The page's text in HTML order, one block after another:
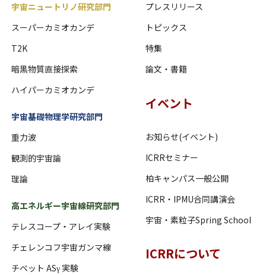
宇宙ニュートリノ研究部門
スーパーカミオカンデ
T2K
暗黒物質直接探索
ハイパーカミオカンデ
宇宙基礎物理学研究部門
重力波
観測的宇宙論
理論
高エネルギー宇宙線研究部門
テレスコープ・アレイ実験
チェレンコフ宇宙ガンマ線
チベット ASγ 実験
プレスリリース
トピックス
特集
論文・書籍
イベント
お知らせ(イベント)
ICRRセミナー
柏キャンパス一般公開
ICRR・IPMU合同講演会
宇宙・素粒子Spring School
ICRRについて